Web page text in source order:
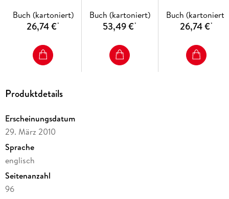
Introduction. - SIW Circuits Composed of Metallic Posts. -
SIW Circuits with Dielectric Posts. - Even-Odd Mode Analysis
of a Symmetrical Circuit. - Microstrip to SIW Transition and
Buch (kartoniert)
26,74 €*
Asynchronous
Distributed Systems
Buch (kartoniert)
53,49 €*
Buch (kartoniert)
26,74 €*
Produktdetails
Erscheinungsdatum
29. März 2010
Sprache
englisch
Seitenanzahl
96